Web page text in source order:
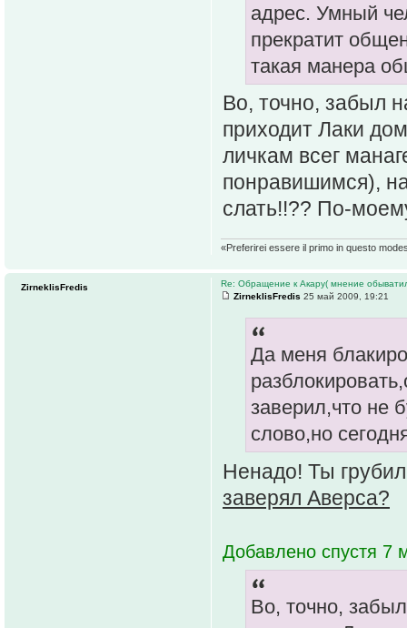
адрес. Умный
прекратит
такая манера
Во, точно, забыл
приходит Лаки
личкам всег
понравишимся),
слать!!?? По-
«Preferirei essere il primo in questo
Re: Обращение к Акару( мнение
ZirneklisFredis 25 май 2009, 19:21
Да меня
заверил,что не
слово,но
Ненадо! Ты
заверял Аверса?
Добавлено спустя 7
Во, точно,
ZirneklisFredis